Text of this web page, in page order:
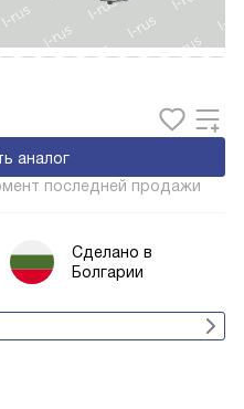
аналог
последней продажи
Сделано в
Болгарии